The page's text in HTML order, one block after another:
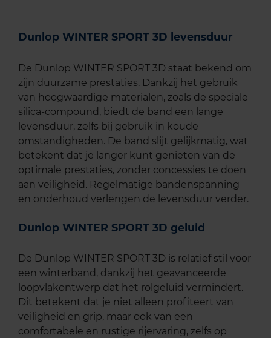
Dunlop WINTER SPORT 3D levensduur
De Dunlop WINTER SPORT 3D staat bekend om
zijn duurzame prestaties. Dankzij het gebruik
van hoogwaardige materialen, zoals de speciale
silica-compound, biedt de band een lange
levensduur, zelfs bij gebruik in koude
omstandigheden. De band slijt gelijkmatig, wat
betekent dat je langer kunt genieten van de
optimale prestaties, zonder concessies te doen
aan veiligheid. Regelmatige bandenspanning
en onderhoud verlengen de levensduur verder.
Dunlop WINTER SPORT 3D geluid
De Dunlop WINTER SPORT 3D is relatief stil voor
een winterband, dankzij het geavanceerde
loopvlakontwerp dat het rolgeluid vermindert.
Dit betekent dat je niet alleen profiteert van
veiligheid en grip, maar ook van een
comfortabele en rustige rijervaring, zelfs op